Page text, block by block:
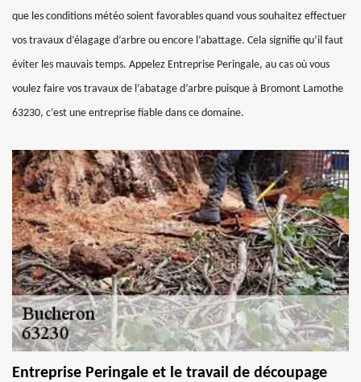
que les conditions météo soient favorables quand vous souhaitez effectuer
vos travaux d’élagage d’arbre ou encore l’abattage. Cela signifie qu’il faut
éviter les mauvais temps. Appelez Entreprise Peringale, au cas où vous
voulez faire vos travaux de l’abatage d’arbre puisque à Bromont Lamothe
63230, c’est une entreprise fiable dans ce domaine.
Entreprise Peringale et le travail de découpage